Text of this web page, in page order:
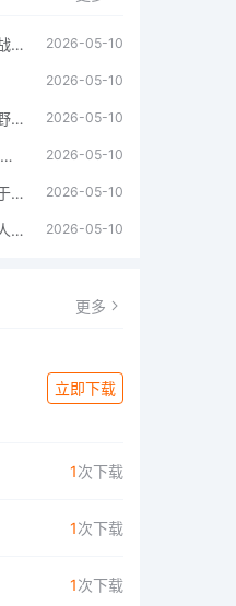
从射击硬汉到回合谋士——《战争机器：战略版》如何演绎另一位猛男的传奇 2026-05-10
2026-05-10
《Trial Xtreme Freedom》越野摩托车测评总结 2026-05-10
《三角洲行动》深度测评 战场上的野心与裂痕 2026-05-10
《明日方舟：终末地》测评：于荒芜之中，重建文明 2026-05-10
《识质存在》月球基地、机器人女孩多年来最佳射击游戏 2026-05-10
更多
立即下载
1次下载
1次下载
1次下载